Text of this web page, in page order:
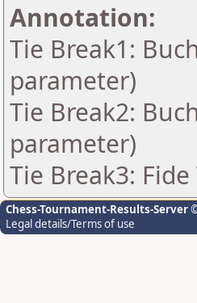
Annotation:
Tie Break1:
parameter)
Tie Break2:
parameter)
Tie Break3:
Chess-Tournament-Results-Server
Legal details/Terms of use